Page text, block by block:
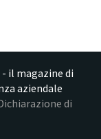
- il magazine di
aziendale
di